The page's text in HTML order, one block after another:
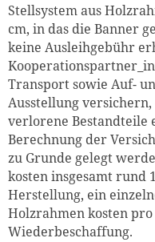
Stellsystem aus
cm, in das die Banner
keine Ausleihgebühr
Transport sowie Auf-
Ausstellung
verlorene Bestandteile
Berechnung der
zu Grunde gelegt
kosten insgesamt rund
Herstellung, ein
Holzrahmen kosten
Wiederbeschaffung.
weiter